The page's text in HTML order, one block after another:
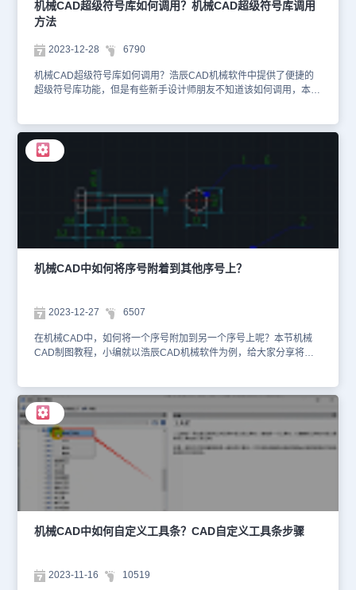
机械CAD超级符号库如何调用？机械CAD超级符号库调用
方法
2023-12-28 6790
机械CAD超级符号库如何调用？浩辰CAD机械软件中提供了便捷的
超级符号库功能，但是有些新手设计师朋友不知道该如何调用，本节
机械软件中的超级符号库功能，提供了常用的机构符号库，如夹具库
机构运动符号、液压气动符号库、电气符号库、金属结构件等类型，
并可以录入企业的常用符号库，便于管理和调用。1、打开浩辰CAD
机械软件后，点击菜单栏中的【浩辰机械】一【超级符号库】—【超
级符号库调用】。2、在弹出的【超级符号库】对话框中，其中包括
符号查找和符号调用两大模块。双击某一符号后，自动切换到符号调
用页面。3、找到需要的符号，将鼠标移动到需要调用的符号上，按
住鼠标左键，将符号拖到图纸上相应位置即可。在浩辰CAD机械软件
中通过以上的步骤，我们便可以轻松地在机械CAD超级符号库中调用
所需符号了。这不仅提高了设计效率，也让我们的图纸更加专业、美
观，你学会了吗？
机械CAD中如何将序号附着到其他序号上？
2023-12-27 6507
在机械CAD中，如何将一个序号附加到另一个序号上呢？本节机械
CAD制图教程，小编就以浩辰CAD机械软件为例，给大家分享将一
其他序号上，主要分两种情况：1、未标注的序号附着在浩辰CAD机
械软件中打开图纸后，点击菜单栏中的【浩辰机械】一【序号/明细
表】一【序号】。如下图所示：在弹出的【序号】对话框中，选择合
适的序号类型，点击【确定】按钮。根据命令提示，在图纸中选择要
附着的对象或者引出点，点击需要附着到的序号，即可完成新标注的
附着。2、已经标注的序号附着在浩辰CAD机械软件中打开图纸后，
点击菜单栏中的【浩辰机械】一【序号/明细表】一【修改序号】。
如下图所示：根据命令提示在图纸中选择需要修改的序号，在弹出的
【序号】对话框中，点击【附着到…】按钮。在图纸中选择需要附着
的序号对象后，会再次弹出【序号】对话框，点击【确定】按钮即
可。序号附着完成后的效果如下：在本节机械CAD制图教程中，小编
况，你学会了吗？对此感兴趣的设计师朋友们可以关注浩辰CAD官网
教程专区，小编会在后续的CAD教程文章中给大家分享更多制图技巧
机械CAD中如何自定义工具条？CAD自定义工具条步骤
2023-11-16 10519